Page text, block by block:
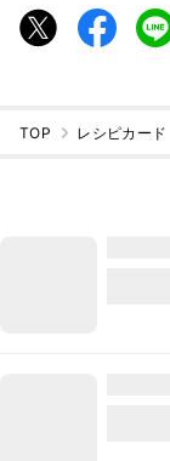
TOP レシピカード